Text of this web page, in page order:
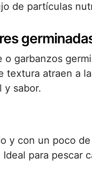
de partículas
o garbanzos
textura atraen a
y sabor.
y con un poco
para pescar